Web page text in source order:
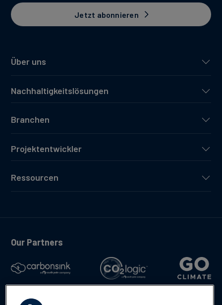
Über uns
Nachhaltigkeitslösungen
Branchen
Projektentwickler
Ressourcen
Jetzt abonnieren
Our Partners